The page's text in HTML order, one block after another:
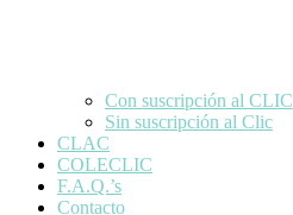
Con suscripción al CLIC
Sin suscripción al Clic
CLAC
COLECLIC
F.A.Q.’s
Contacto